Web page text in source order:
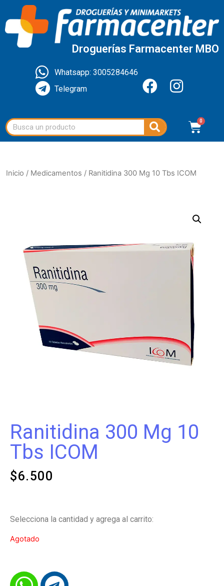
Droguerías Farmacenter MBO
Whatsapp: 3005284646
Telegram
Inicio / Medicamentos / Ranitidina 300 Mg 10 Tbs ICOM
Ranitidina 300 Mg 10
Tbs ICOM
$6.500
Selecciona la cantidad y agrega al carrito:
Agotado